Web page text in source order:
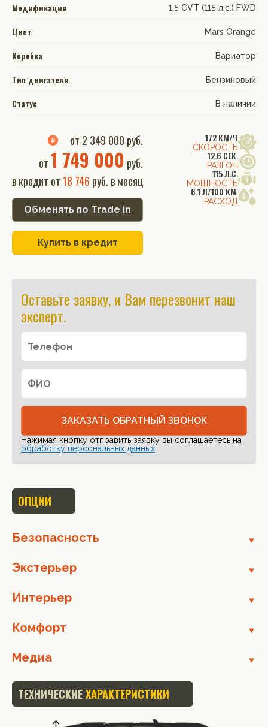
Модификация 1.5 CVT (115 л.с.) FWD
Цвет Mars Orange
Коробка Вариатор
Тип двигателя Бензиновый
Статус В наличии
172 КМ/Ч
СКОРОСТЬ
12.6 СЕК.
РАЗГОН
115 Л.С.
МОЩНОСТЬ
6.1 Л/100 КМ.
РАСХОД
от 2 349 000 руб.
от1 749 000 руб.
в кредит от18 746 руб. в месяц
Обменять по Trade in
Купить в кредит
Оставьте заявку, и Вам перезвонит наш
эксперт.
ЗАКАЗАТЬ ОБРАТНЫЙ ЗВОНОК
Нажимая кнопку отправить заявку вы соглашаетесь на
обработку персональных данных
ОПЦИИ
Безопасность
Экстерьер
Интерьер
Комфорт
Медиа
ТЕХНИЧЕСКИЕХАРАКТЕРИСТИКИ